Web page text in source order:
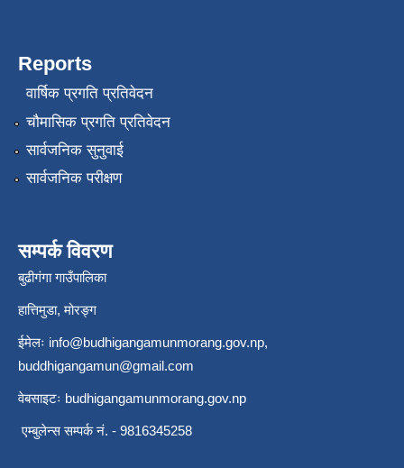
Reports
वार्षिक प्रगति प्रतिवेदन
चौमासिक प्रगति प्रतिवेदन
सार्वजनिक सुनुवाई
सार्वजनिक परीक्षण
सम्पर्क विवरण
बुढीगंगा गाउँपालिका
हात्तिमुडा, मोरङ्ग
ईमेलः info@budhigangamunmorang.gov.np,
buddhigangamun@gmail.com
वेबसाइटः budhigangamunmorang.gov.np
एम्बुलेन्स सम्पर्क नं. - 9816345258